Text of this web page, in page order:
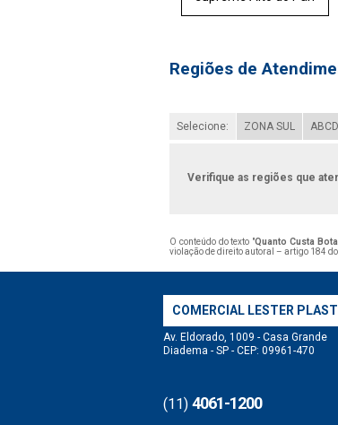
Regiões de
Selecione: ZONA SUL ABCD
Verifique as regiões que
O conteúdo do texto "Quanto Custa
violação de direito autoral – artigo 184
COMERCIAL LESTER
Av. Eldorado, 1009 - Casa Grande
Diadema - SP - CEP: 09961-470
(11) 4061-1200